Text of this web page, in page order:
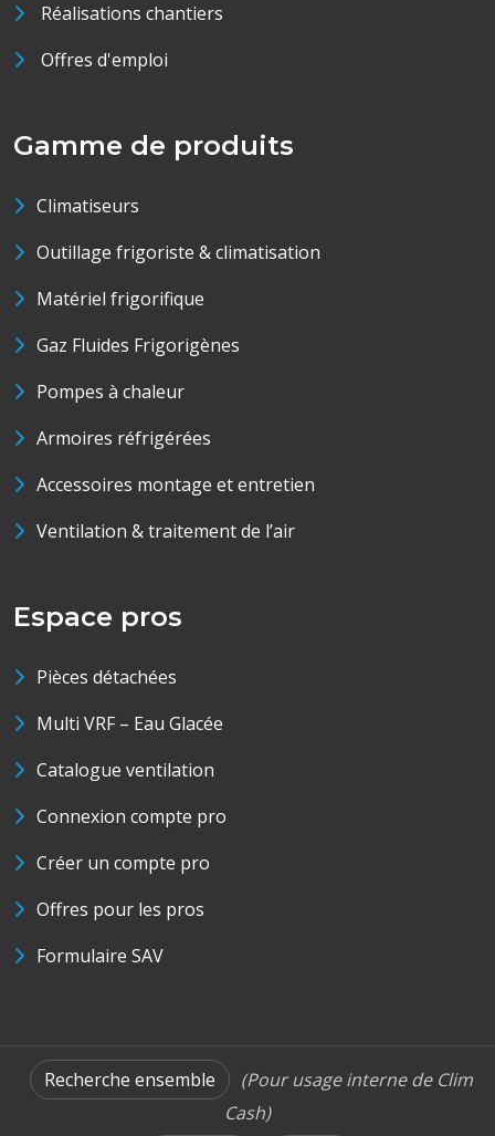
Réalisations chantiers
Offres d'emploi
Gamme de produits
Climatiseurs
Outillage frigoriste & climatisation
Matériel frigorifique
Gaz Fluides Frigorigènes
Pompes à chaleur
Armoires réfrigérées
Accessoires montage et entretien
Ventilation & traitement de l’air
Espace pros
Pièces détachées
Multi VRF – Eau Glacée
Catalogue ventilation
Connexion compte pro
Créer un compte pro
Offres pour les pros
Formulaire SAV
Recherche ensemble
(Pour usage interne de Clim
Cash)